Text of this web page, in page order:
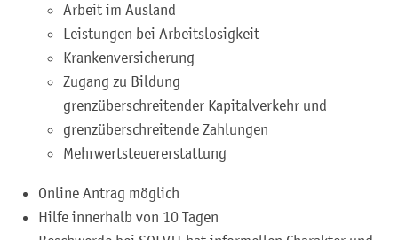
Arbeit im Ausland
Leistungen bei Arbeitslosigkeit
Krankenversicherung
Zugang zu Bildung
grenzüberschreitender Kapitalverkehr und
grenzüberschreitende Zahlungen
Mehrwertsteuererstattung
Online Antrag möglich
Hilfe innerhalb von 10 Tagen